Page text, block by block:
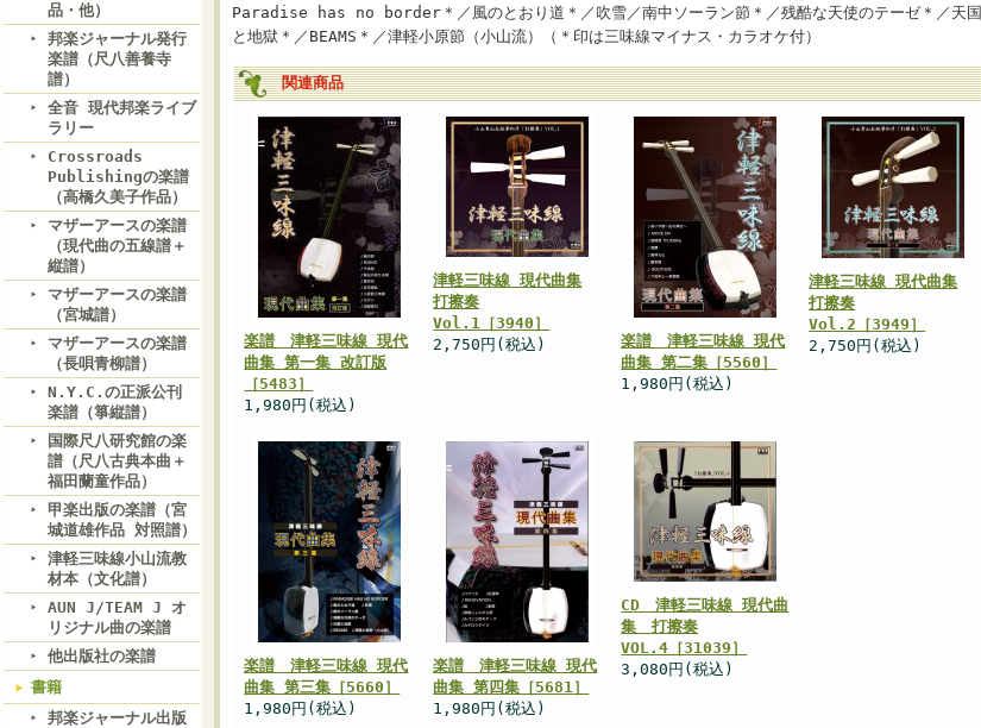
品・他）
邦楽ジャーナル発行
楽譜（尺八善養寺
譜）
全音 現代邦楽ライブ
ラリー
Crossroads
Publishingの楽譜
（高橋久美子作品）
マザーアースの楽譜
（現代曲の五線譜＋
縦譜）
マザーアースの楽譜
（宮城譜）
マザーアースの楽譜
（長唄青柳譜）
N.Y.C.の正派公刊
楽譜（箏縦譜）
国際尺八研究館の楽
譜（尺八古典本曲＋
福田蘭童作品）
甲楽出版の楽譜（宮
城道雄作品 対照譜）
津軽三味線小山流教
材本（文化譜）
AUN J/TEAM J オ
リジナル曲の楽譜
他出版社の楽譜
書籍
邦楽ジャーナル出版
Paradise has no border＊／風のとおり道＊／吹雪／南中ソーラン節＊／残酷な天使のテーゼ＊／天国
と地獄＊／BEAMS＊／津軽小原節（小山流）（＊印は三味線マイナス・カラオケ付）
関連商品
楽譜 津軽三味線 現代
曲集 第一集 改訂版
［5483］
1,980円(税込)
津軽三味線 現代曲集
打擦奏
Vol.1［3940］
2,750円(税込)
楽譜 津軽三味線 現代
曲集 第二集［5560］
1,980円(税込)
津軽三味線 現代曲集
打擦奏
Vol.2［3949］
2,750円(税込)
楽譜 津軽三味線 現代
曲集 第三集［5660］
1,980円(税込)
楽譜 津軽三味線 現代
曲集 第四集［5681］
1,980円(税込)
CD 津軽三味線 現代曲
集 打擦奏
VOL.4［31039］
3,080円(税込)